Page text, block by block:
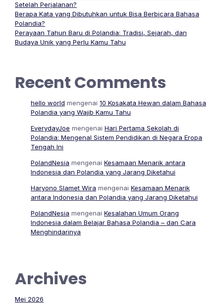
Setelah Perjalanan?
Berapa Kata yang Dibutuhkan untuk Bisa Berbicara Bahasa
Polandia?
Perayaan Tahun Baru di Polandia: Tradisi, Sejarah, dan
Budaya Unik yang Perlu Kamu Tahu
Recent Comments
hello world mengenai 10 Kosakata Hewan dalam Bahasa
Polandia yang Wajib Kamu Tahu
EverydayJoe mengenai Hari Pertama Sekolah di
Polandia: Mengenal Sistem Pendidikan di Negara Eropa
Tengah Ini
PolandNesia mengenai Kesamaan Menarik antara
Indonesia dan Polandia yang Jarang Diketahui
Haryono Slamet Wira mengenai Kesamaan Menarik
antara Indonesia dan Polandia yang Jarang Diketahui
PolandNesia mengenai Kesalahan Umum Orang
Indonesia dalam Belajar Bahasa Polandia – dan Cara
Menghindarinya
Archives
Mei 2026